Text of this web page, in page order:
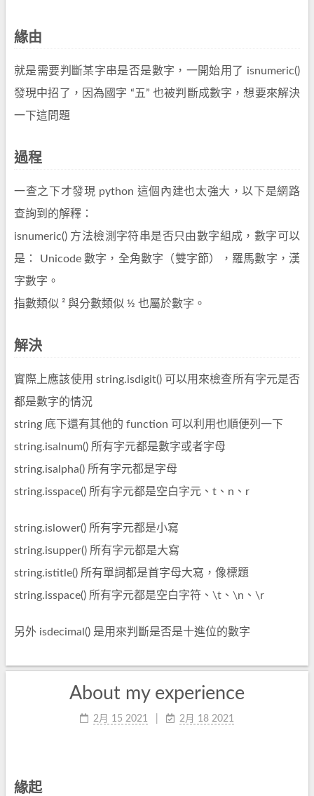
緣由
就是需要判斷某字串是否是數字，一開始用了 isnumeric()
發現中招了，因為國字 “五” 也被判斷成數字，想要來解決
一下這問題
過程
一查之下才發現 python 這個內建也太強大，以下是網路
查詢到的解釋：
isnumeric() 方法檢測字符串是否只由數字組成，數字可以
是： Unicode 數字，全角數字（雙字節），羅馬數字，漢
字數字。
指數類似 ² 與分數類似 ½ 也屬於數字。
解決
實際上應該使用 string.isdigit() 可以用來檢查所有字元是否
都是數字的情況
string 底下還有其他的 function 可以利用也順便列一下
string.isalnum() 所有字元都是數字或者字母
string.isalpha() 所有字元都是字母
string.isspace() 所有字元都是空白字元、t、n、r
string.islower() 所有字元都是小寫
string.isupper() 所有字元都是大寫
string.istitle() 所有單詞都是首字母大寫，像標題
string.isspace() 所有字元都是空白字符、\t、\n、\r
另外 isdecimal() 是用來判斷是否是十進位的數字
About my experience
2月 15 2021 2月 18 2021
緣起